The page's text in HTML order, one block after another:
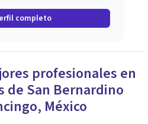
completo
profesionales en
de San Bernardino
, México